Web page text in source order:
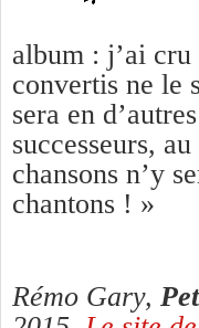
album : j’ai
convertis ne le
sera en
successeurs,
chansons n’y
chantons ! »
Rémo Gary,